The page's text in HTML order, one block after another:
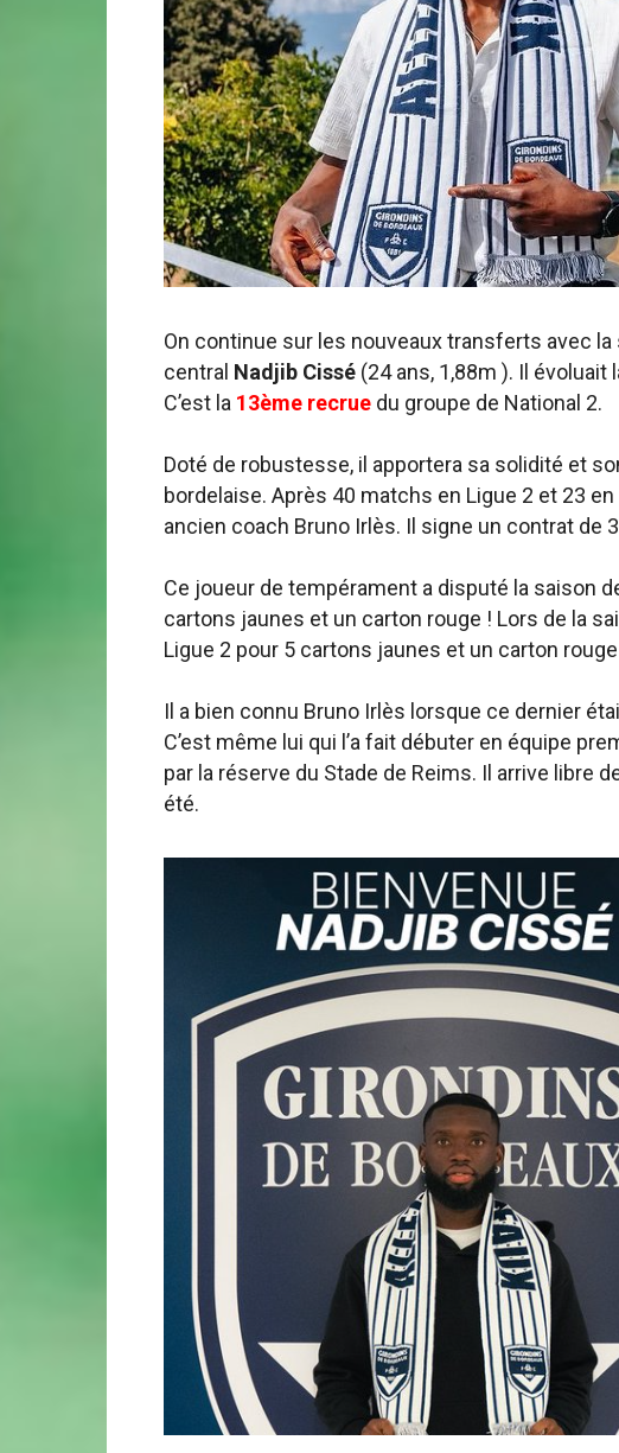
On continue sur les nouveaux transferts avec
central Nadjib Cissé (24 ans, 1,88m ). Il évoluait
C’est la 13ème recrue du groupe de National 2.
Doté de robustesse, il apportera sa solidité et
bordelaise. Après 40 matchs en Ligue 2 et 23
ancien coach Bruno Irlès. Il signe un contrat de
Ce joueur de tempérament a disputé la saison
cartons jaunes et un carton rouge ! Lors de la
Ligue 2 pour 5 cartons jaunes et un carton
Il a bien connu Bruno Irlès lorsque ce dernier
C’est même lui qui l’a fait débuter en équipe
par la réserve du Stade de Reims. Il arrive libre
été.